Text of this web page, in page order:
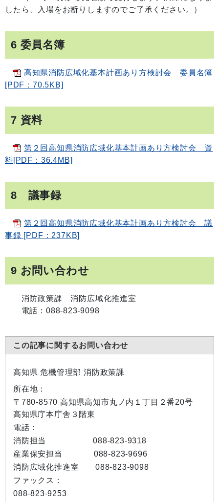
したら、入場をお断りしますのでご了承ください。）
6 委員名簿
高知県消防広域化基本計画あり方検討会 委員名簿
[PDF：70.5KB]
7 資料
第２回高知県消防広域化基本計画あり方検討会 資
料[PDF：36.4MB]
8 議事録
第２回高知県消防広域化基本計画あり方検討会 議
事録 [PDF：237KB]
9 お問い合わせ
消防政策課 消防広域化推進室
電話：088-823-9098
この記事に関するお問い合わせ
高知県 危機管理部 消防政策課
所在地：
〒780-8570 高知県高知市丸ノ内１丁目２番20号
高知県庁本庁舎３階東
電話：
消防担当
088-823-9318
産業保安担当
088-823-9696
消防広域化推進室 088-823-9098
ファックス：
088-823-9253